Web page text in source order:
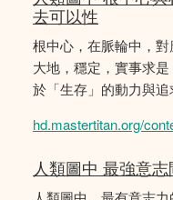
去可以性
根中心，在脈輪中，
大地，穩定，實事求
於「生存」的動力與追
hd.mastertitan.org/
人類圖中 最強意